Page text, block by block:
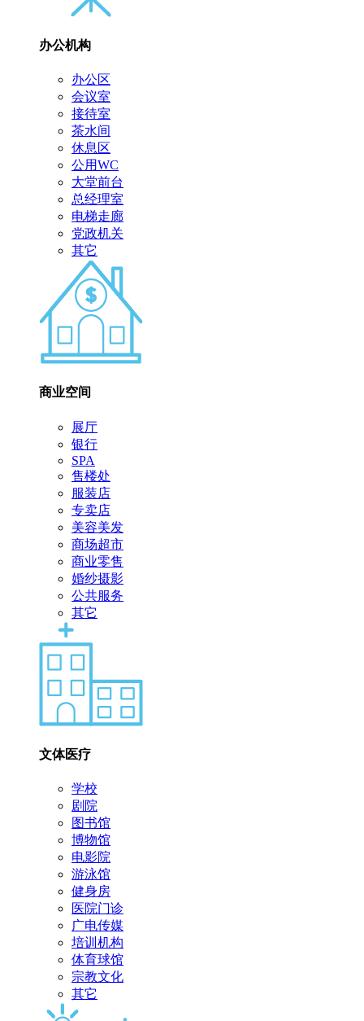
办公机构
办公区
会议室
接待室
茶水间
休息区
公用WC
大堂前台
总经理室
电梯走廊
党政机关
其它
商业空间
展厅
银行
SPA
售楼处
服装店
专卖店
美容美发
商场超市
商业零售
婚纱摄影
公共服务
其它
文体医疗
学校
剧院
图书馆
博物馆
电影院
游泳馆
健身房
医院门诊
广电传媒
培训机构
体育球馆
宗教文化
其它